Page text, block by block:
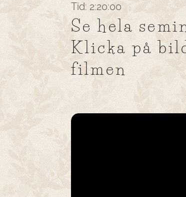
Tid: 2:20:00
Se hela
Klicka på
filmen